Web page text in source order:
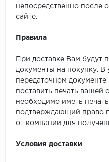
непосредственно после
сайте.
Правила
При доставке Вам будут
документы на покупку. В
передаточном
поставить печать вашей
необходимо иметь
подтверждающий право
от компании для
Условия доставки